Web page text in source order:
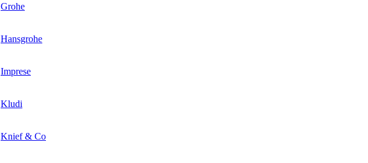
Grohe
Hansgrohe
Imprese
Kludi
Knief & Co